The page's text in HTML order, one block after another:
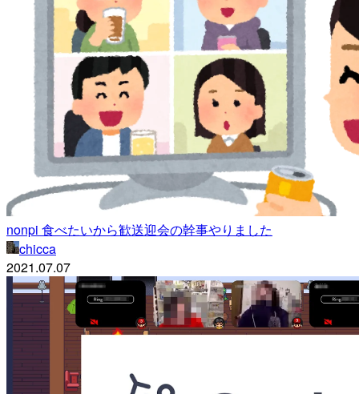
nonpi 食べたいから歓送迎会の幹事やりました
chicca
2021.07.07